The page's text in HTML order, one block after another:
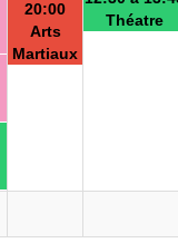
20:00
Arts
Martiaux
Théatre